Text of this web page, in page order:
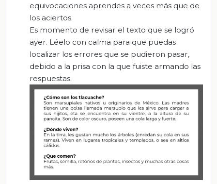
equivocaciones aprendes a veces más que de
los aciertos.
Es momento de revisar el texto que se logró
ayer. Léelo con calma para que puedas
localizar los errores que se pudieron pasar,
debido a la prisa con la que fuiste armando las
respuestas.